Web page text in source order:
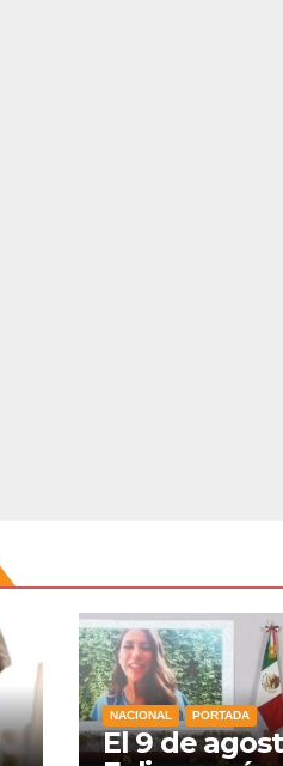
NACIONAL PORTADA
El 9 de